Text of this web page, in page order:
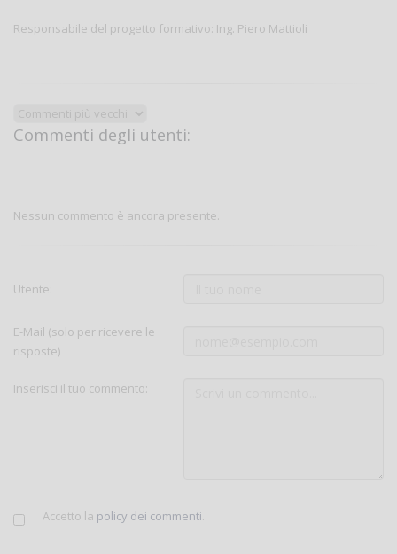
Responsabile del progetto formativo: Ing. Piero Mattioli
Commenti degli utenti:
Nessun commento è ancora presente.
Utente:
E-Mail (solo per ricevere le
risposte)
Inserisci il tuo commento:
Accetto la policy dei commenti.